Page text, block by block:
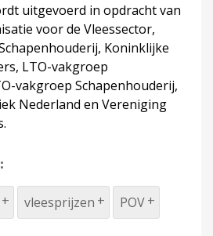
uitgevoerd in opdracht van
voor de Vleessector,
Koninklijke
LTO-vakgroep
vakgroep Schapenhouderij,
Nederland en Vereniging
vleesprijzen POV